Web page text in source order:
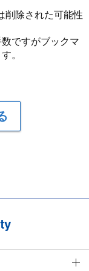
削除された可能性
ですがブックマ
。